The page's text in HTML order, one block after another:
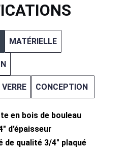
MATÉRIELLE
CONCEPTION
en bois de bouleau
d’épaisseur
de qualité 3/4″ plaqué